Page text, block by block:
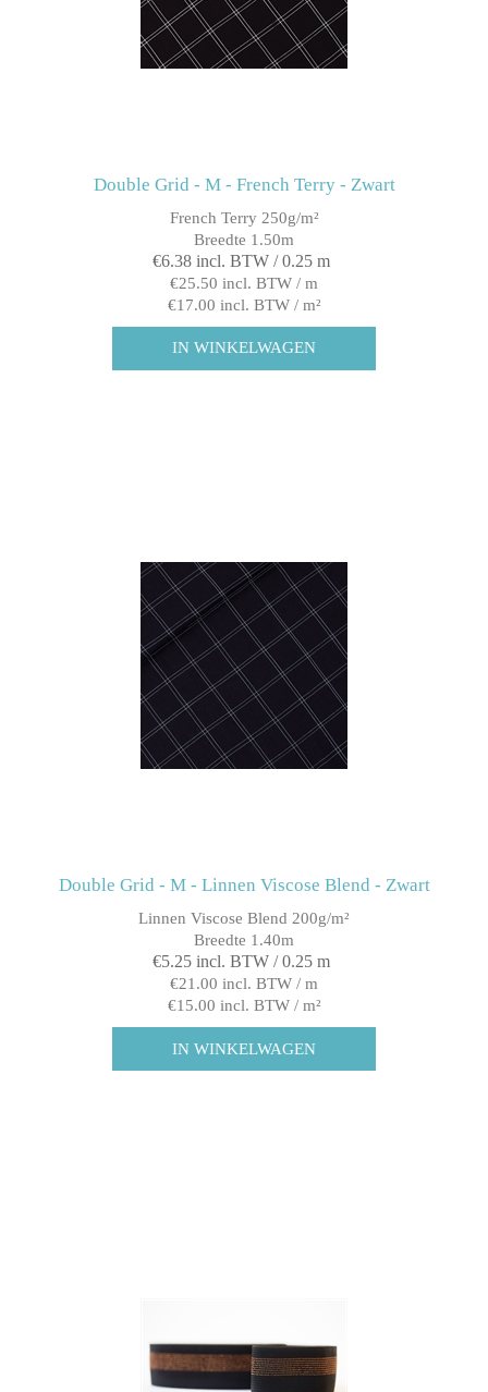
Double Grid - M - French Terry - Zwart
French Terry 250g/m²
Breedte 1.50m
€6.38 incl. BTW / 0.25 m
€25.50 incl. BTW / m
€17.00 incl. BTW / m²
Double Grid - M - Linnen Viscose Blend - Zwart
Linnen Viscose Blend 200g/m²
Breedte 1.40m
€5.25 incl. BTW / 0.25 m
€21.00 incl. BTW / m
€15.00 incl. BTW / m²